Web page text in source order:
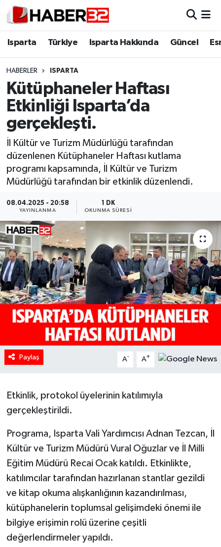
Isparta Türkiye Isparta Hakkında Güncel
HABERLER ISPARTA
Kütüphaneler Haftası
Etkinliği Isparta’da
gerçekleşti.
İl Kültür ve Turizm Müdürlüğü tarafından
düzenlenen Kütüphaneler Haftası kutlama
programı kapsamında, İl Kültür ve Turizm
Müdürlüğü tarafından bir etkinlik düzenlendi.
08.04.2025 - 20:58
YAYINLANMA
1 DK
OKUNMA SÜRESI
Paylaş A- A+
Etkinlik, protokol üyelerinin katılımıyla
gerçekleştirildi.
Programa, Isparta Vali Yardımcısı Adnan Tezcan, İl
Kültür ve Turizm Müdürü Vural Oğuzlar ve İl Milli
Eğitim Müdürü Recai Ocak katıldı. Etkinlikte,
katılımcılar tarafından hazırlanan stantlar gezildi
ve kitap okuma alışkanlığının kazandırılması,
kütüphanelerin toplumsal gelişimdeki önemi ile
bilgiye erişimin rolü üzerine çeşitli
değerlendirmeler yapıldı.
Isparta
Esnaf Diyor ki;
ASAYİŞ
BİLİM VE TEKNOLOJİ
EĞİTİM
GENEL
Güncel
HABERDE İNSAN
İlginç
KÜLTÜR SANAT
MAGAZİN
Oyun
POLİTİKA
RESMİ İLANLAR
SAĞLIK
Tarihi Yapılarımız
Teknoloji
Türkiye
Yerel
Isparta Nöbetçi Eczaneler
Isparta Trafik Yoğunluk Haritası
Süper Lig Puan Durumu ve Fikstür
Tüm Manşetler
Son Dakika Haberleri
Haber Arşivi